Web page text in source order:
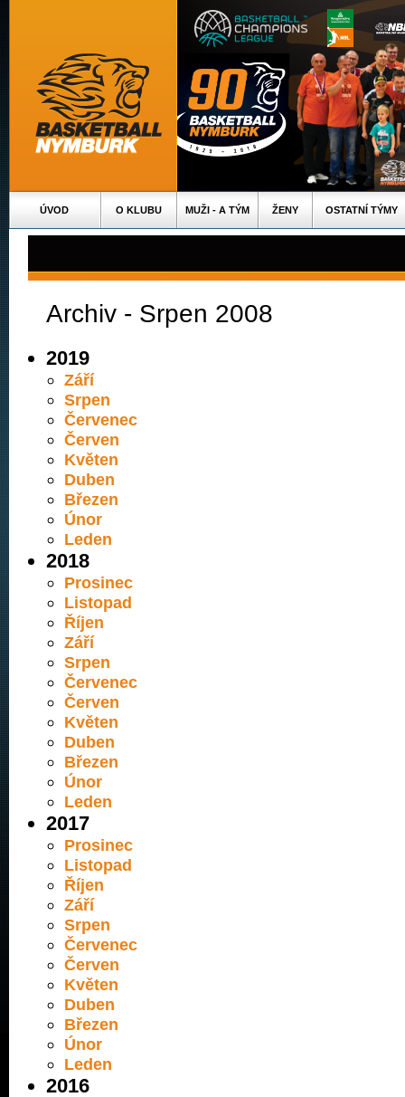
ÚVOD O KLUBU MUŽI - A TÝM ŽENY OSTATNÍ TÝMY
Archiv - Srpen 2008
2019
Září
Srpen
Červenec
Červen
Květen
Duben
Březen
Únor
Leden
2018
Prosinec
Listopad
Říjen
Září
Srpen
Červenec
Červen
Květen
Duben
Březen
Únor
Leden
2017
Prosinec
Listopad
Říjen
Září
Srpen
Červenec
Červen
Květen
Duben
Březen
Únor
Leden
2016